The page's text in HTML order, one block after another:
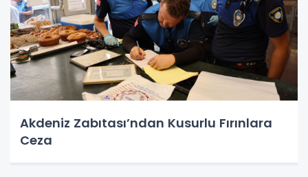
Akdeniz Zabıtası’ndan Kusurlu Fırınlara
Ceza